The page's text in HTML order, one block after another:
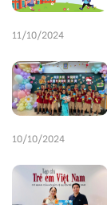
11/10/2024
10/10/2024